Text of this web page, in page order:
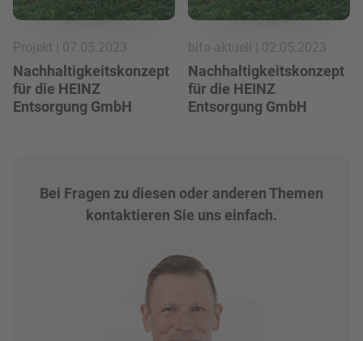
Projekt | 07.05.2023
Nachhaltigkeitskonzept
für die HEINZ
Entsorgung GmbH
bifa-aktuell | 02.05.2023
Nachhaltigkeitskonzept
für die HEINZ
Entsorgung GmbH
Bei Fragen zu diesen oder anderen Themen
kontaktieren Sie uns einfach.